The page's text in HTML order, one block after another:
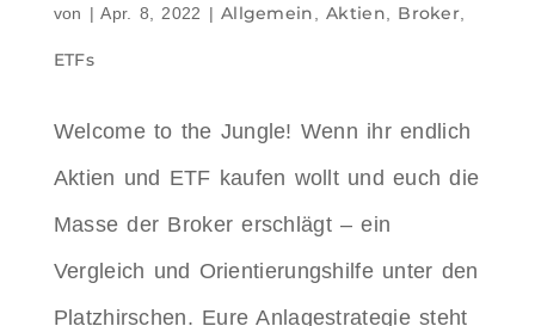
von |Apr. 8, 2022 | Allgemein ,Aktien Broker
ETFs
Welcome to the Jungle! Wenn ihr endlich
Aktien und ETF kaufen wollt und euch die
Masse der Broker erschlägt – ein
Vergleich und Orientierungshilfe unter den
Platzhirschen. Eure Anlagestrategie steht